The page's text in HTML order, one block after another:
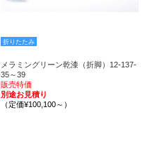
折りたたみ
メラミングリーン乾漆（折脚）12-137-
35～39
販売特価
別途お見積り
（定価¥100,100～）